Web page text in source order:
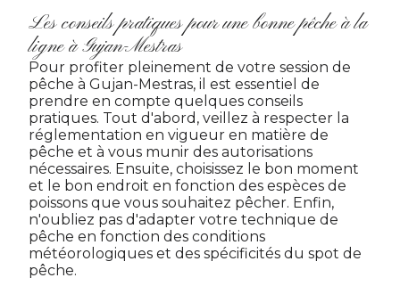
Les conseils pratiques pour une bonne pêche à la
ligne à Gujan-Mestras
Pour profiter pleinement de votre session de
pêche à Gujan-Mestras, il est essentiel de
prendre en compte quelques conseils
pratiques. Tout d'abord, veillez à respecter la
réglementation en vigueur en matière de
pêche et à vous munir des autorisations
nécessaires. Ensuite, choisissez le bon moment
et le bon endroit en fonction des espèces de
poissons que vous souhaitez pêcher. Enfin,
n'oubliez pas d'adapter votre technique de
pêche en fonction des conditions
météorologiques et des spécificités du spot de
pêche.